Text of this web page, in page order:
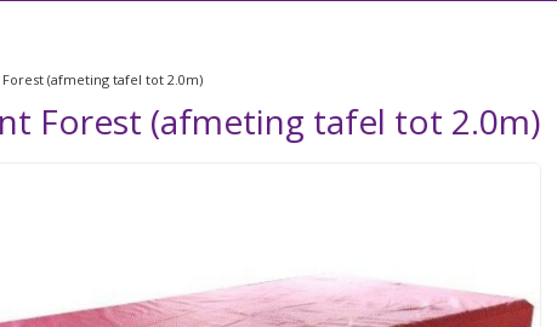
(afmeting tafel tot 2.0m)
Forest (afmeting tafel tot 2.0m)